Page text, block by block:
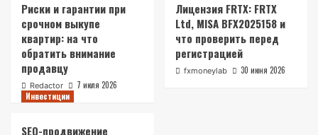
Риски и гарантии при
срочном выкупе
квартир: на что
обратить внимание
продавцу
Redactor 7 июля 2026
Лицензия FRTX: FRTX
Ltd, MISA BFX2025158 и
что проверить перед
регистрацией
fxmoneylab 30 июня 2026
Инвестиции
SEO-продвижение